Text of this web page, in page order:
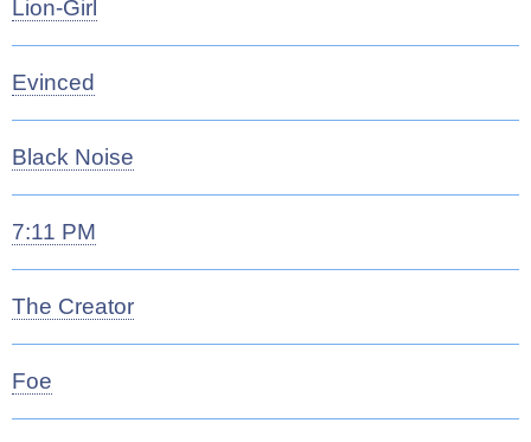
Lion-Girl
Evinced
Black Noise
7:11 PM
The Creator
Foe